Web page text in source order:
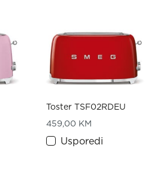
Toster TSF02RDEU
459,00 KM
Usporedi